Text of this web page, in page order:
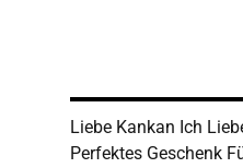
Liebe Kankan Ich
Perfektes Geschenk